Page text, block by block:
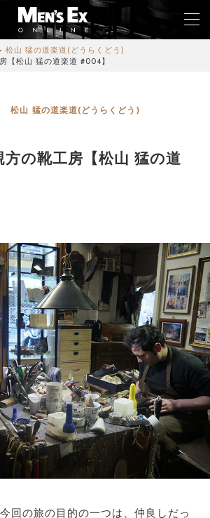
松山 猛の道楽道(どうらくどう)
【松山 猛の道楽道 #004】
松山 猛の道楽道(どうらくどう)
の靴工房【松山 猛の道
回の旅の目的の一つは、仲良しだっ
サイトマップ